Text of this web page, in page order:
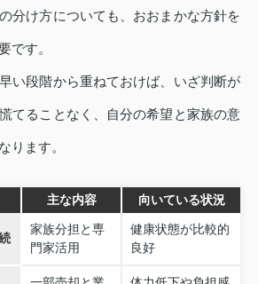
分け方についても、おおまかな方針を
です。
い段階から重ねておけば、いざ判断が
てることなく、自分の希望と家族の意
ります。
主な内容 向いている状況
家族分担と専
門家活用
健康状態が比較的
良好